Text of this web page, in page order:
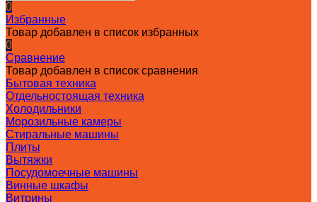
0
Избранные
Товар добавлен в список избранных
0
Сравнение
Товар добавлен в список сравнения
Бытовая техника
Отдельностоящая техника
Холодильники
Морозильные камеры
Стиральные машины
Плиты
Вытяжки
Посудомоечные машины
Винные шкафы
Витрины